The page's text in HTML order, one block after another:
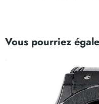
Vous pourriez